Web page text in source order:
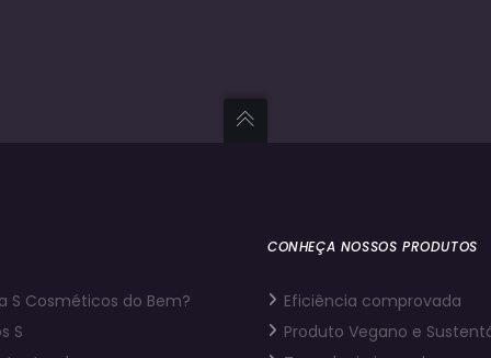
S Cosméticos do Bem?
S
CONHEÇA NOSSOS PRODUTOS
Eficiência comprovada
Produto Vegano e